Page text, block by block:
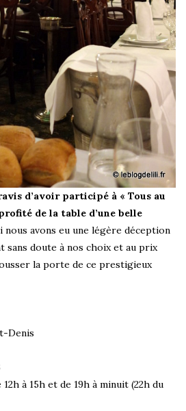
d’avoir participé à « Tous au
de la table d’une belle
nous avons eu une légère déception
sans doute à nos choix et au prix
la porte de ce prestigieux
Denis
à 15h et de 19h à minuit (22h du